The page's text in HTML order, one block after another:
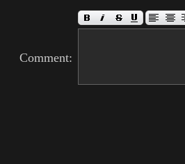
Comment: